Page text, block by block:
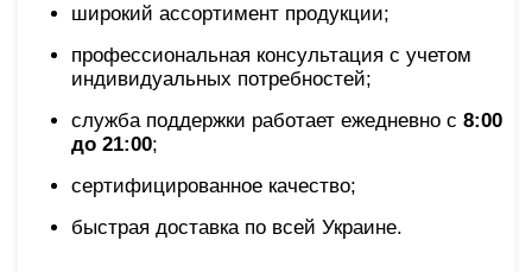
широкий ассортимент продукции;
профессиональная консультация с учетом
индивидуальных потребностей;
служба поддержки работает ежедневно с 8:00
до 21:00;
сертифицированное качество;
быстрая доставка по всей Украине.